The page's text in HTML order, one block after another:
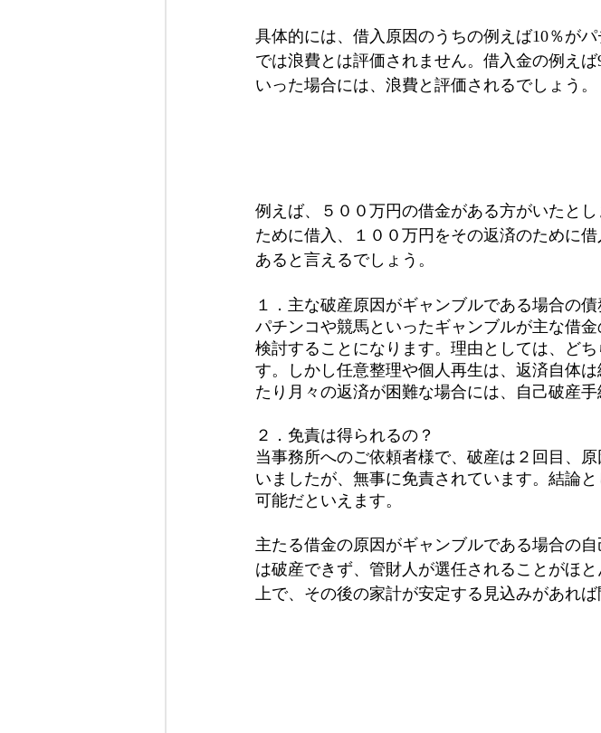
具体的には、借入原因のうちの例えば10％が
では浪費とは評価されません。借入金の例え
いった場合には、浪費と評価されるでしょう。
例えば、５００万円の借金がある方がいたと
ために借入、１００万円をその返済のために
あると言えるでしょう。
１．主な破産原因がギャンブルである場合の
パチンコや競馬といったギャンブルが主な借
検討することになります。理由としては、ど
す。しかし任意整理や個人再生は、返済自体
たり月々の返済が困難な場合には、自己破産手
２．免責は得られるの？
当事務所へのご依頼者様で、破産は２回目、
いましたが、無事に免責されています。結論
可能だといえます。
主たる借金の原因がギャンブルである場合の
は破産できず、管財人が選任されることがほ
上で、その後の家計が安定する見込みがあれば